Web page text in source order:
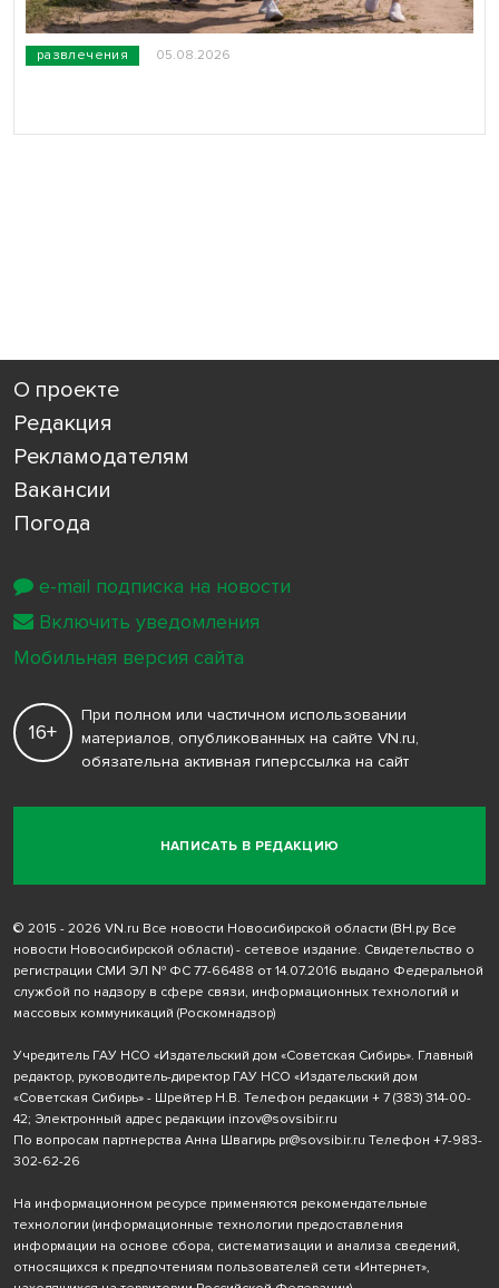
развлечения 05.08.2026
О проекте
Редакция
Рекламодателям
Вакансии
Погода
НАПИСАТЬ В РЕДАКЦИЮ
16+
При полном или частичном использовании
материалов, опубликованных на сайте VN.ru,
обязательна активная гиперссылка на сайт
© 2015 - 2026 VN.ru Все новости Новосибирской области (ВН.ру Все
новости Новосибирской области) - сетевое издание. Свидетельство о
регистрации СМИ ЭЛ № ФС 77-66488 от 14.07.2016 выдано Федеральной
службой по надзору в сфере связи, информационных технологий и
массовых коммуникаций (Роскомнадзор)
Учредитель ГАУ НСО «Издательский дом «Советская Сибирь». Главный
редактор, руководитель-директор ГАУ НСО «Издательский дом
«Советская Сибирь» - Шрейтер Н.В. Телефон редакции + 7 (383) 314-00-
42; Электронный адрес редакции inzov@sovsibir.ru
По вопросам партнерства Анна Швагирь pr@sovsibir.ru Телефон +7-983-
302-62-26
На информационном ресурсе применяются рекомендательные
технологии (информационные технологии предоставления
информации на основе сбора, систематизации и анализа сведений,
относящихся к предпочтениям пользователей сети «Интернет»,
e-mail подписка на новости
Включить уведомления
Мобильная версия сайта